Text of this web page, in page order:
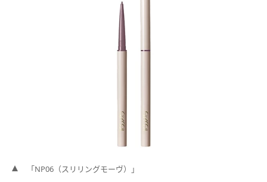
「NP06（スリリングモーヴ）」